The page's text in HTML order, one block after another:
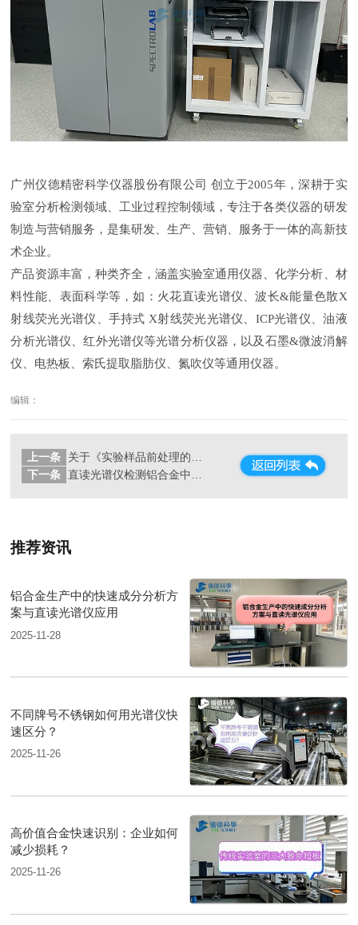
广州仪德精密科学仪器股份有限公司 创立于2005年，深耕于实
验室分析检测领域、工业过程控制领域，专注于各类仪器的研发
制造与营销服务，是集研发、生产、营销、服务于一体的高新技
术企业。
产品资源丰富，种类齐全，涵盖实验室通用仪器、化学分析、材
料性能、表面科学等，如：火花直读光谱仪、波长&能量色散X
射线荧光光谱仪、手持式 X射线荧光光谱仪、 ICP光谱仪、油液
分析光谱仪、红外光谱仪等光谱分析仪器，以及石墨&微波消解
仪、电热板、索氏提取脂肪仪、氮吹仪等通用仪器。
编辑：
上一条
下一条
推荐资讯
铝合金生产中的快速成分分析方
案与直读光谱仪应用
2025-11-28
不同牌号不锈钢如何用光谱仪快
速区分？
2025-11-26
高价值合金快速识别：企业如何
减少损耗？
2025-11-26